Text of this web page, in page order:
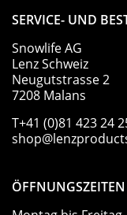
SERVICE- UND
Snowlife AG
Lenz Schweiz
Neugutstrasse 2
7208 Malans
T+41 (0)81 423 24
ÖFFNUNGSZEITEN